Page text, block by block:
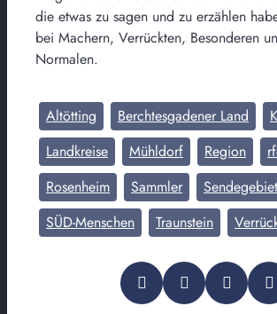
die etwas zu sagen und zu erzählen
bei Machern, Verrückten, Besonderen
Normalen.
Altötting Berchtesgadener Land
Landkreise
Mühldorf Region
Rosenheim
Sammler
Sendegebiet
SÜD-Menschen
Traunstein